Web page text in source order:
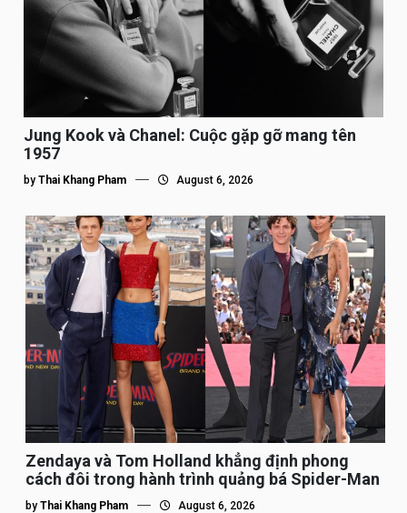
Jung Kook và Chanel: Cuộc gặp gỡ mang tên
1957
by Thai Khang Pham August 6, 2026
Zendaya và Tom Holland khẳng định phong
cách đôi trong hành trình quảng bá Spider-Man
by Thai Khang Pham August 6, 2026